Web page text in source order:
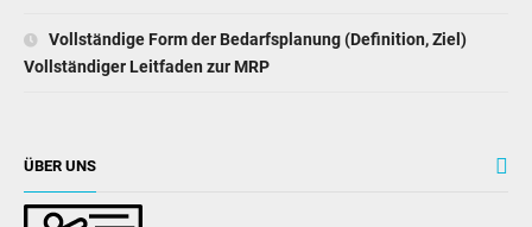
Vollständige Form der Bedarfsplanung (Definition, Ziel)
Vollständiger Leitfaden zur MRP
ÜBER UNS